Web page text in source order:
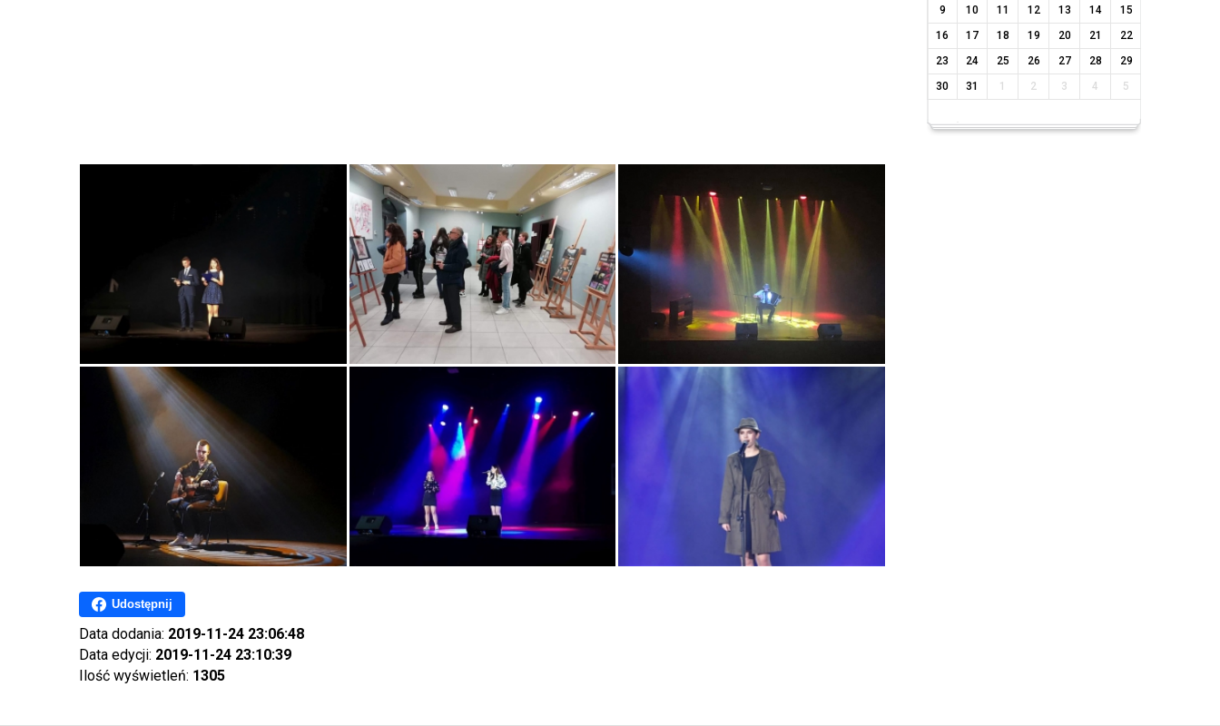
Udostępnij
Data dodania: 2019-11-24 23:06:48
Data edycji: 2019-11-24 23:10:39
Ilość wyświetleń: 1305
9
10 11 12 13 14
15
16
17 18 19 20 21
22
23
24 25 26 27 28
29
30
31 1 2 3 4 5